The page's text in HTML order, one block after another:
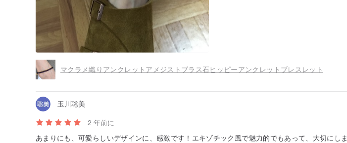
マクラメ織りアンクレットアメジストブラス石ヒッピーアンクレットブレスレット
玉川聡美
2 年前に
あまりにも、可愛らしいデザインに、感激です！エキゾチック風で魅力的でもあって、大切にしま